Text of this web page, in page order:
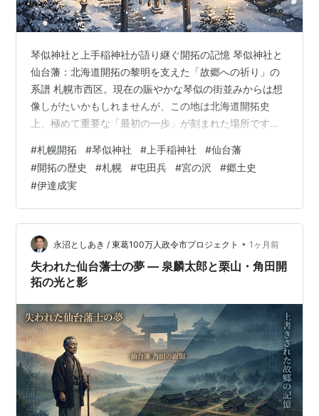
琴似神社と上手稲神社が語り継ぐ開拓の記憶 琴似神社と
仙台藩：北海道開拓の黎明を支えた「故郷への祈り」の
系譜 札幌市西区。現在の賑やかな琴似の街並みからは想
像しがたいかもしれませんが、この地は北海道開拓史
上、極めて重要な「最初の一歩」が刻まれた場所です。
ての役割を超え、明治維新の激動を生き抜いた東北の士
族たちが抱いた、祖国への深い愛着と開拓への決意が今
なお色濃く残されています。 屯田兵としての入植：北の
果てに託した未来 明治8年（1875年）、北海道開拓と北
辺防備を担うべく、日本初の屯田兵村として選ばれたの
が琴似でした。この厳しい寒冷地へと足を踏…
#札幌開拓 #琴似神社 #上手稲神社 #仙台藩
#開拓の歴史 #札幌 #屯田兵 #宮の沢 #郷土史
#伊達成実
永沼としあき / 東葛100万人政令市プロジェクト • 1ヶ月前
失われた仙台藩士の夢 — 泉麟太郎と栗山・角田開
拓の光と影